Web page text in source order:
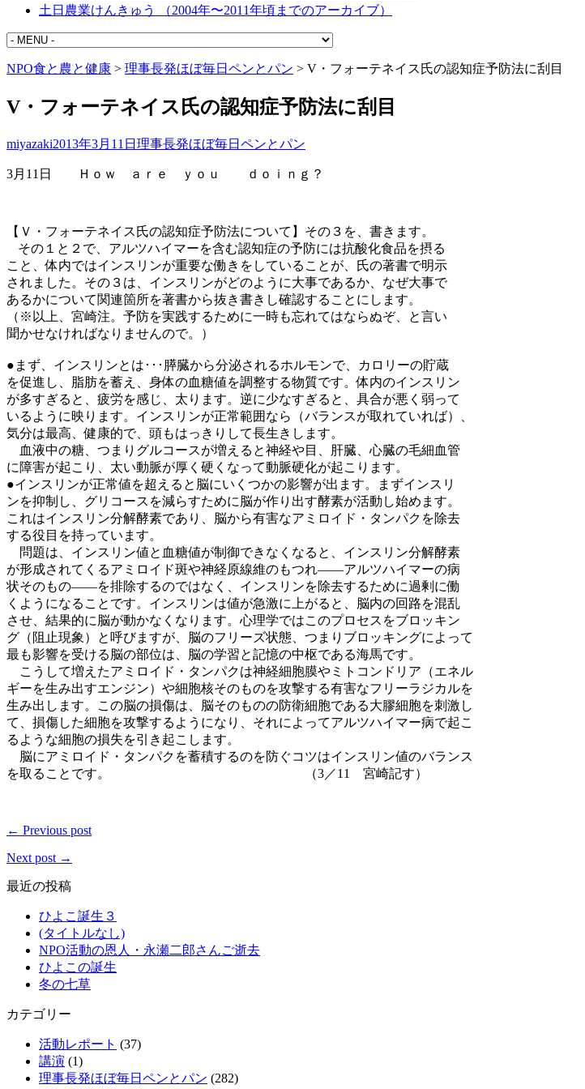
土日農業けんきゅう （2004年〜2011年頃までのアーカイブ）
NPO食と農と健康 > 理事長発ほぼ毎日ペンとパン > V・フォーテネイス氏の認知症予防法に刮目
V・フォーテネイス氏の認知症予防法に刮目
miyazaki2013年3月11日 理事長発ほぼ毎日ペンとパン
3月 11 日 Ｈｏｗ ａｒｅ ｙｏｕ ｄｏｉｎｇ？
【Ｖ・フォーテネイス氏の認知症予防法について】その３を、書きます。
その１と２で、アルツハイマーを含む認知症の予防には抗酸化食品を摂る
こと、体内ではインスリンが重要な働きをしていることが、氏の著書で明示
されました。その３は、インスリンがどのように大事であるか、なぜ大事で
あるかについて関連箇所を著書から抜き書きし確認することにします。
（※以上、宮崎注。予防を実践するために一時も忘れてはならぬぞ、と言い
聞かせなければなりませんので。）
●まず、インスリンとは･･･膵臓から分泌されるホルモンで、カロリーの貯蔵
を促進し、脂肪を蓄え、身体の血糖値を調整する物質です。体内のインスリン
が多すぎると、疲労を感じ、太ります。逆に少なすぎると、具合が悪く弱って
いるように映ります。インスリンが正常範囲なら（バランスが取れていれば）、
気分は最高、健康的で、頭もはっきりして長生きします。
血液中の糖、つまりグルコースが増えると神経や目、肝臓、心臓の毛細血管
に障害が起こり、太い動脈が厚く硬くなって動脈硬化が起こります。
●インスリンが正常値を超えると脳にいくつかの影響が出ます。まずインスリ
ンを抑制し、グリコースを減らすために脳が作り出す酵素が活動し始めます。
これはインスリン分解酵素であり、脳から有害なアミロイド・タンパクを除去
する役目を持っています。
問題は、インスリン値と血糖値が制御できなくなると、インスリン分解酵素
が形成されてくるアミロイド斑や神経原線維のもつれ――アルツハイマーの病
状そのもの――を排除するのではなく、インスリンを除去するために過剰に働
くようになることです。インスリンは値が急激に上がると、脳内の回路を混乱
させ、結果的に脳が動かなくなります。心理学ではこのプロセスをブロッキン
グ（阻止現象）と呼びますが、脳のフリーズ状態、つまりブロッキングによって
最も影響を受ける脳の部位は、脳の学習と記憶の中枢である海馬です。
こうして増えたアミロイド・タンパクは神経細胞膜やミトコンドリア（エネル
ギーを生み出すエンジン）や細胞核そのものを攻撃する有害なフリーラジカルを
生み出します。この脳の損傷は、脳そのものの防衛細胞である大膠細胞を刺激し
て、損傷した細胞を攻撃するようになり、それによってアルツハイマー病で起こ
るような細胞の損失を引き起こします。
脳にアミロイド・タンパクを蓄積するのを防ぐコツはインスリン値のバランス
を取ることです。 （3／11 宮崎記す）
← Previous post
Next post →
最近の投稿
ひよこ誕生３
(タイトルなし)
NPO活動の恩人・永瀬二郎さんご逝去
ひよこの誕生
冬の七草
カテゴリー
活動レポート (37)
講演 (1)
理事長発ほぼ毎日ペンとパン (282)